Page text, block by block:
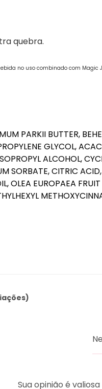
quebra.
no uso combinado com Magic
PARKII BUTTER,
GLYCOL,
ALCOHOL,
SORBATE, CITRIC
OLEA EUROPAEA
Sua opinião é